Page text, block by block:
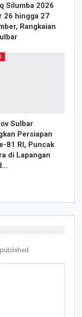
Silumba 2026
26 hingga 27
Rangkaian
Sulbar
Persiapan
81 RI, Puncak
di Lapangan